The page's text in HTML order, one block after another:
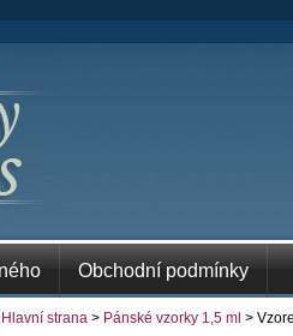
Obchodní podmínky
Hlavní strana > Pánské vzorky 1,5 ml >